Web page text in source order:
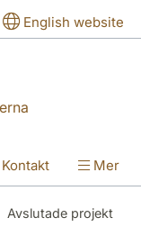
English website
Kontakt Mer
Avslutade projekt